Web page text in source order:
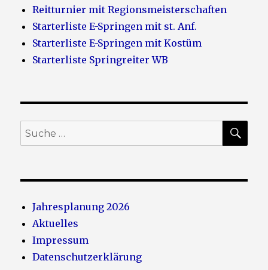
Reitturnier mit Regionsmeisterschaften
Starterliste E-Springen mit st. Anf.
Starterliste E-Springen mit Kostüm
Starterliste Springreiter WB
Suche
nach:
Jahresplanung 2026
Aktuelles
Impressum
Datenschutzerklärung